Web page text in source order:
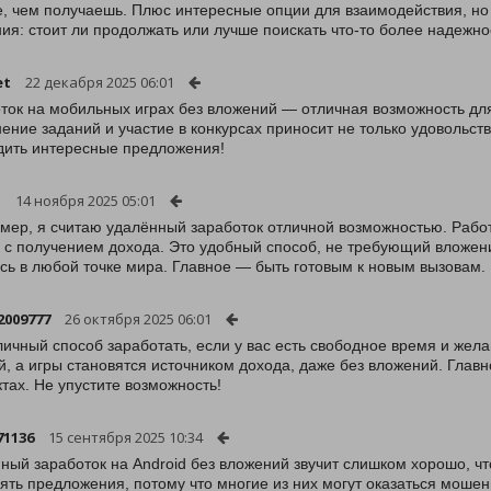
чем получаешь. Плюс интересные опции для взаимодействия, но
стоит ли продолжать или лучше поискать что-то более
22 декабря 2025 06:01
на мобильных играх без вложений — отличная возможность
заданий и участие в конкурсах приносит не только
интересные предложения!
14 ноября 2025 05:01
я считаю удалённый заработок отличной возможностью.
с получением дохода. Это удобный способ, не требующий
в любой точке мира. Главное — быть готовым к новым вызовам.
26 октября 2025 06:01
способ заработать, если у вас есть свободное время и
а игры становятся источником дохода, даже без вложений.
Не упустите возможность!
15 сентября 2025 10:34
заработок на Android без вложений звучит слишком хорошо,
предложения, потому что многие из них могут оказаться